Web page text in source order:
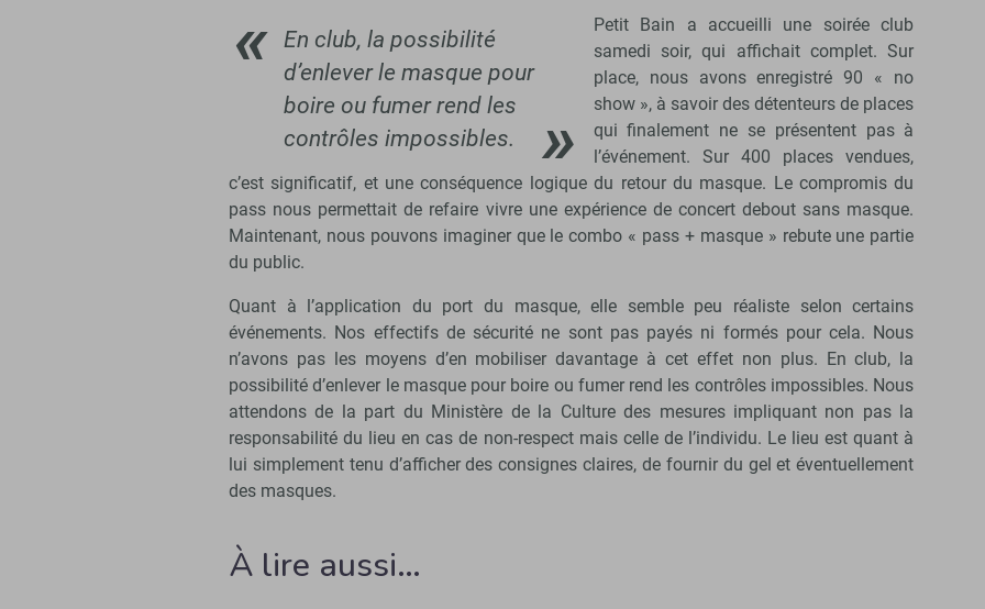
En club, la possibilité
d’enlever le masque pour
boire ou fumer rend les
contrôles impossibles.
Petit Bain a accueilli une soirée club
samedi soir, qui affichait complet. Sur
place, nous avons enregistré 90 « no
show », à savoir des détenteurs de places
qui finalement ne se présentent pas à
l’événement. Sur 400 places vendues,
c’est significatif, et une conséquence logique du retour du masque. Le compromis du
pass nous permettait de refaire vivre une expérience de concert debout sans masque.
Maintenant, nous pouvons imaginer que le combo « pass + masque » rebute une partie
du public.
Quant à l’application du port du masque, elle semble peu réaliste selon certains
événements. Nos effectifs de sécurité ne sont pas payés ni formés pour cela. Nous
n’avons pas les moyens d’en mobiliser davantage à cet effet non plus. En club, la
possibilité d’enlever le masque pour boire ou fumer rend les contrôles impossibles. Nous
attendons de la part du Ministère de la Culture des mesures impliquant non pas la
responsabilité du lieu en cas de non-respect mais celle de l’individu. Le lieu est quant à
lui simplement tenu d’afficher des consignes claires, de fournir du gel et éventuellement
des masques.
À lire aussi…